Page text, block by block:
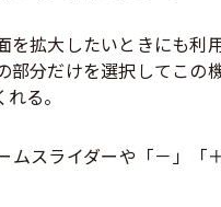
拡大したいときにも利
部分だけを選択してこの
る。
スライダーや「－」「